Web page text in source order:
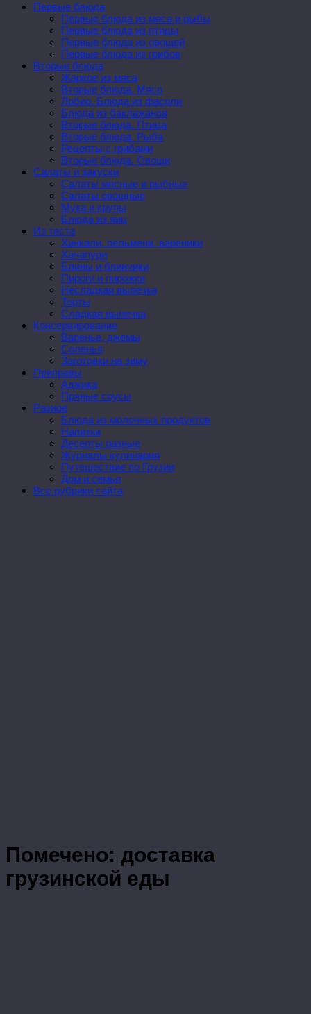
Первые блюда
Первые блюда из мяса и рыбы
Первые блюда из птицы
Первые блюда из овощей
Первые блюда из грибов
Вторые блюда
Жаркое из мяса
Вторые блюда. Мясо
Лобио. Блюда из фасоли
Блюда из баклажанов
Вторые блюда. Птица
Вторые блюда. Рыба
Рецепты с грибами
Вторые блюда. Овощи
Салаты и закуски
Салаты мясные и рыбные
Салаты овощные
Мука и крупы
Блюда из яиц
Из теста
Хинкали, пельмени, вареники
Хачапури
Блины и блинчики
Пироги и пирожки
Несладкая выпечка
Торты
Сладкая выпечка
Консервирование
Варенье, джемы
Соленья
Заготовки на зиму
Приправы
Аджика
Пряные соусы
Разное
Блюда из молочных продуктов
Напитки
Десерты разные
Журналы кулинария
Путешествие по Грузии
Дом и семья
Все рубрики сайта
Помечено: доставка
грузинской еды